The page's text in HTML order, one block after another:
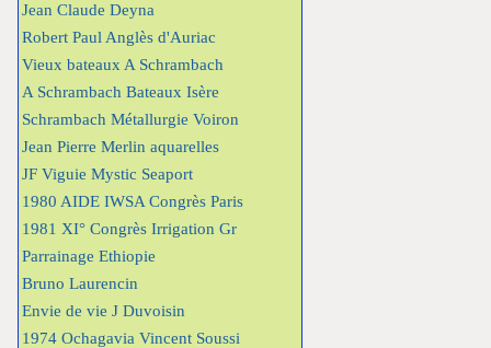
Jean Claude Deyna
Robert Paul Anglès d'Auriac
Vieux bateaux A Schrambach
A Schrambach Bateaux Isère
Schrambach Métallurgie Voiron
Jean Pierre Merlin aquarelles
JF Viguie Mystic Seaport
1980 AIDE IWSA Congrès Paris
1981 XI° Congrès Irrigation Gr
Parrainage Ethiopie
Bruno Laurencin
Envie de vie J Duvoisin
1974 Ochagavia Vincent Soussi